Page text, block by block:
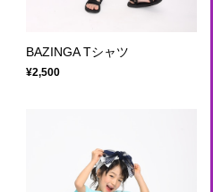
BAZINGA Tシャツ
¥2,500